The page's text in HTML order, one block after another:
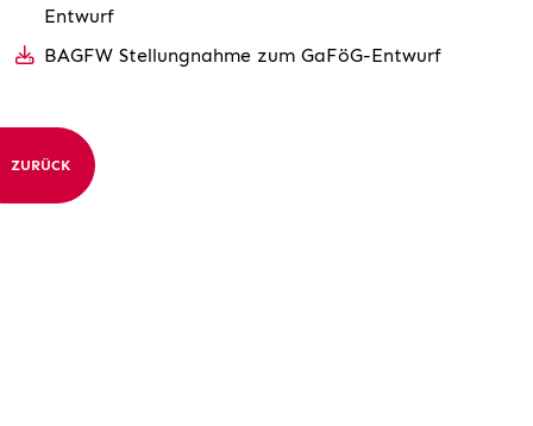
Entwurf
BAGFW Stellungnahme zum GaFöG-Entwurf
ZURÜCK